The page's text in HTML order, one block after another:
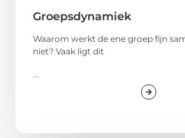
Groepsdynamiek
Waarom werkt de ene groep fijn
niet? Vaak ligt dit